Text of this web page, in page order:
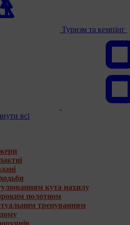
Туризм та кемпінг
всі
кута нахилу
полотном
тренуванням